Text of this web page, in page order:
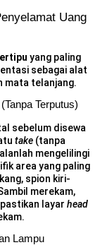
Uang
yang paling
sebagai alat
mata telanjang.
Terputus)
sebelum disewa
take (tanpa
mengelilingi
area yang paling
spion kiri-
merekam,
layar head
Lampu